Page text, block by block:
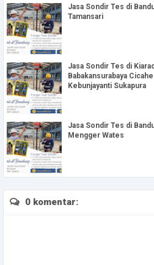
Jasa Sondir Tes di
Tamansari
Jasa Sondir Tes di
Babakansurabaya
Kebunjayanti Sukapura
Jasa Sondir Tes di
Mengger Wates
0 komentar: